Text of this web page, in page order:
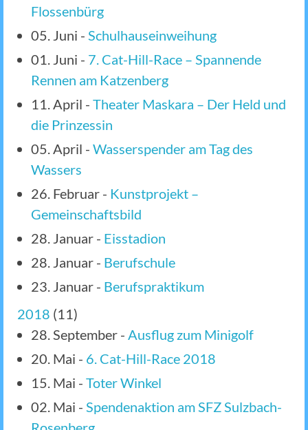
Flossenbürg
05. Juni - Schulhauseinweihung
01. Juni - 7. Cat-Hill-Race – Spannende
Rennen am Katzenberg
11. April - Theater Maskara – Der Held und
die Prinzessin
05. April - Wasserspender am Tag des
Wassers
26. Februar - Kunstprojekt –
Gemeinschaftsbild
28. Januar - Eisstadion
28. Januar - Berufschule
23. Januar - Berufspraktikum
2018 (11)
28. September - Ausflug zum Minigolf
20. Mai - 6. Cat-Hill-Race 2018
15. Mai - Toter Winkel
02. Mai - Spendenaktion am SFZ Sulzbach-